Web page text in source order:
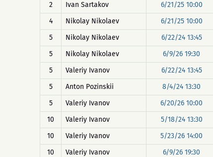
2
Ivan Sartakov 6/21/25 10:00
4
Nikolay Nikolaev 6/21/25 10:00
5
Nikolay Nikolaev 6/22/24 13:45
5
Nikolay Nikolaev 6/9/26 19:30
5
Valeriy Ivanov 6/22/24 13:45
5
Anton Pozinskii 8/4/24 13:30
5
Valeriy Ivanov 6/20/26 10:00
10
Valeriy Ivanov 5/18/24 13:30
10
Valeriy Ivanov 5/23/26 14:00
10
Valeriy Ivanov 6/9/26 19:30